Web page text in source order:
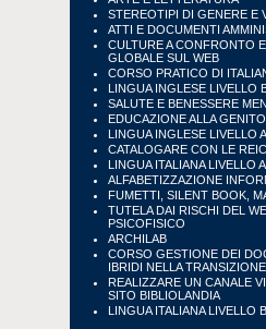
STEREOTIPI DI GENERE E
ATTI E DOCUMENTI
CULTURE A CONFRONTO
GLOBALE SUL WEB
CORSO PRATICO DI
LINGUA INGLESE LIVELLO
SALUTE E BENESSERE
EDUCAZIONE ALLA
LINGUA INGLESE LIVELLO
CATALOGARE CON LE
LINGUA ITALIANA LIVELLO
ALFABETIZZAZIONE
FUMETTI, SILENT BOOK,
TUTELA DAI RISCHI DEL
PSICOFISICO
ARCHILAB
CORSO GESTIONE DEI
IBRIDI NELLA
REALIZZARE UN CANALE
SITO BIBLIOLANDIA
LINGUA ITALIANA LIVELLO